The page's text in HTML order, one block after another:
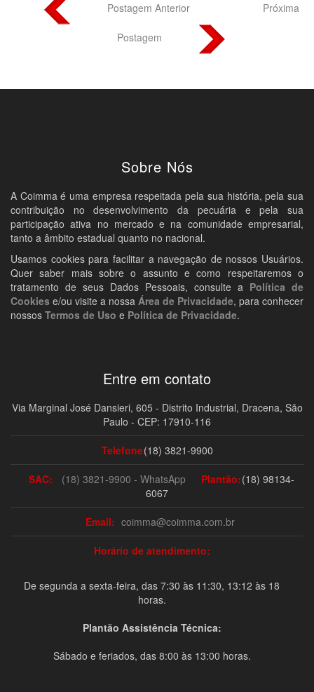
Postagem Anterior Próxima
Postagem
Sobre Nós
A Coimma é uma empresa respeitada pela sua história, pela sua
contribuição no desenvolvimento da pecuária e pela sua
participação ativa no mercado e na comunidade empresarial,
tanto a âmbito estadual quanto no nacional.
Usamos cookies para facilitar a navegação de nossos Usuários.
Quer saber mais sobre o assunto e como respeitaremos o
tratamento de seus Dados Pessoais, consulte a Política de
Cookies e/ou visite a nossa Área de Privacidade, para conhecer
nossos Termos de Uso e Política de Privacidade.
Entre em contato
Via Marginal José Dansieri, 605 - Distrito Industrial, Dracena, São
Paulo - CEP: 17910-116
Telefone:(18) 3821-9900
SAC: (18) 3821-9900 - WhatsApp Plantão:(18) 98134-
6067
Email: coimma@coimma.com.br
Horário de atendimento:
De segunda a sexta-feira, das 7:30 às 11:30, 13:12 às 18
horas.
Plantão Assistência Técnica:
Sábado e feriados, das 8:00 às 13:00 horas.